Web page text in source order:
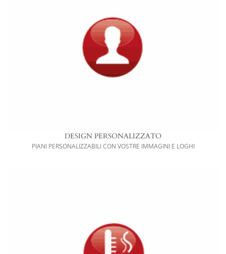
DESIGN PERSONALIZZATO
PIANI PERSONALIZZABILI CON VOSTRE IMMAGINI E LOGHI